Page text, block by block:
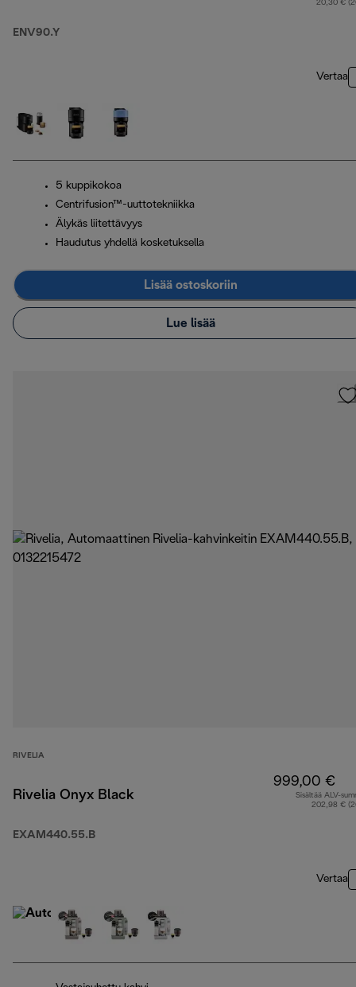
ENV90.Y
20,30 €
Vertaa
5 kuppikokoa
Centrifusion™-uuttotekniikka
Älykäs liitettävyys
Haudutus yhdellä kosketuksella
Lisää ostoskoriin
Lue lisää
RIVELIA
Rivelia Onyx Black
EXAM440.55.B
999,00 €
Sisältää ALV-
202,98 €
Vertaa